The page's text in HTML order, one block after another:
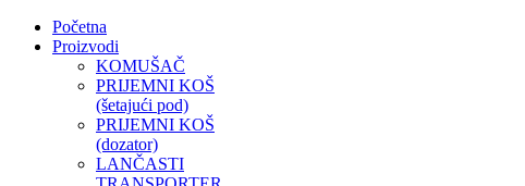
Početna
Proizvodi
KOMUŠAČ
PRIJEMNI KOŠ
(šetajući pod)
PRIJEMNI KOŠ
(dozator)
LANČASTI